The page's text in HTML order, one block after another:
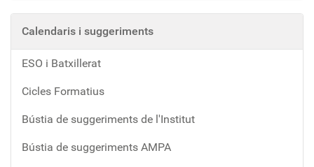
Calendaris i suggeriments
ESO i Batxillerat
Cicles Formatius
Bústia de suggeriments de l'Institut
Bústia de suggeriments AMPA